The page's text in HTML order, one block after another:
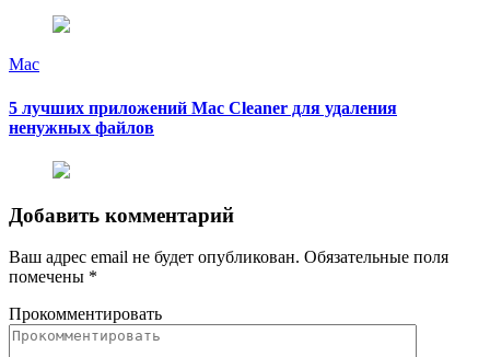
Mac
5 лучших приложений Mac Cleaner для удаления
ненужных файлов
Добавить комментарий
Ваш адрес email не будет опубликован. Обязательные поля
помечены *
Прокомментировать